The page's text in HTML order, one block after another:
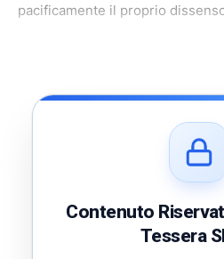
pacificamente il proprio
Contenuto
Tessera